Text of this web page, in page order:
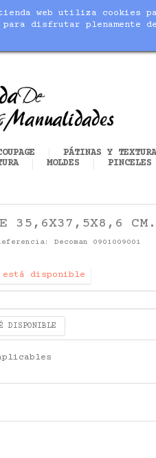
lib/
web utiliza cookies
para disfrutar plenamente de
PÁTINAS Y
MOLDES PINCELES
35,6X37,5X8,6 CM.
Decoman 0901009001
está disponible
DISPONIBLE